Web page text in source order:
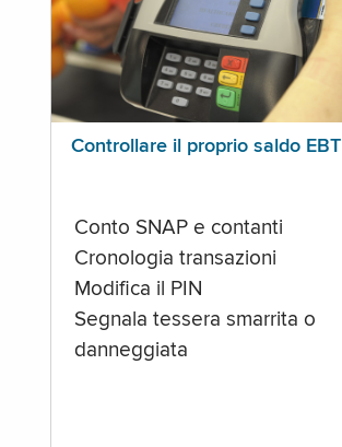
Controllare il proprio saldo EBT
Conto SNAP e contanti
Cronologia transazioni
Modifica il PIN
Segnala tessera smarrita o
danneggiata